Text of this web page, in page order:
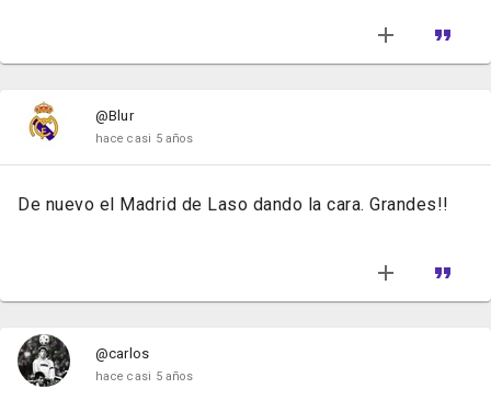
@Blur
hace casi 5 años
De nuevo el Madrid de Laso dando la cara. Grandes!!
@carlos
hace casi 5 años